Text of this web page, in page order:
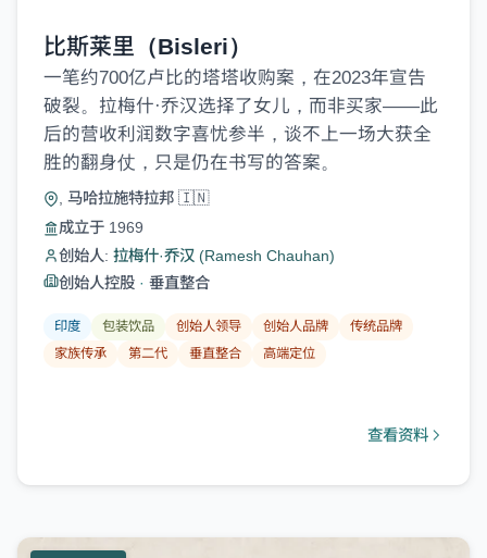
比斯莱里（Bisleri）
一笔约700亿卢比的塔塔收购案，在2023年宣告
破裂。拉梅什·乔汉选择了女儿，而非买家——此
后的营收利润数字喜忧参半，谈不上一场大获全
胜的翻身仗，只是仍在书写的答案。
, 马哈拉施特拉邦 🇮🇳
成立于 1969
创始人: 拉梅什·乔汉 (Ramesh Chauhan)
创始人控股 · 垂直整合
印度 包装饮品 创始人领导 创始人品牌
传统品牌
家族传承
第二代 垂直整合 高端定位
查看资料